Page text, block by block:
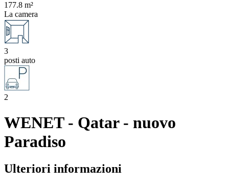
177.8 m²
La camera
3
posti auto
2
WENET - Qatar - nuovo
Paradiso
Ulteriori informazioni